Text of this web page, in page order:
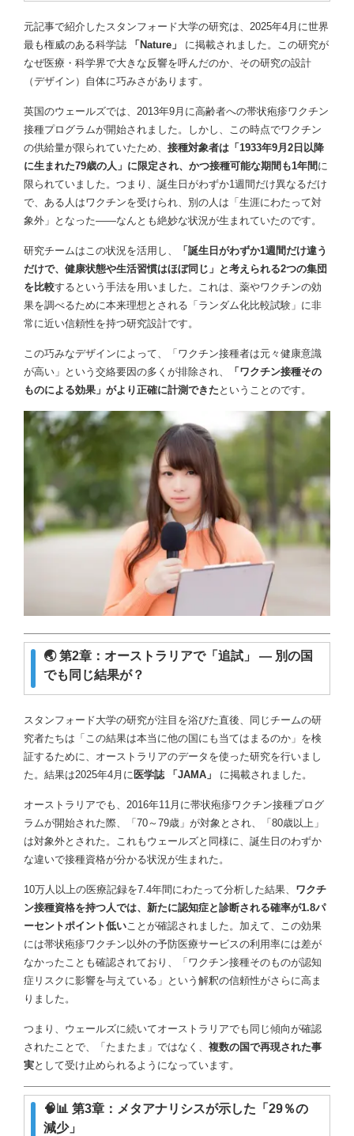
元記事で紹介したスタンフォード大学の研究は、2025年4月に世界
最も権威のある科学誌
「Nature」
に掲載されました。この研究が
なぜ医療・科学界で大きな反響を呼んだのか、その研究の設計
（デザイン）自体に巧みさがあります。
英国のウェールズでは、2013年9月に高齢者への帯状疱疹ワクチン
接種プログラムが開始されました。しかし、この時点でワクチン
の供給量が限られていたため、 接種対象者は「1933年9月2日以降
に生まれた79歳の人」に限定され、かつ接種可能な期間も1年間 に
限られていました。つまり、誕生日がわずか1週間だけ異なるだけ
で、ある人はワクチンを受けられ、別の人は「生涯にわたって対
象外」となった——なんとも絶妙な状況が生まれていたのです。
研究チームはこの状況を活用し、
「誕生日がわずか1週間だけ違う
だけで、健康状態や生活習慣はほぼ同じ」と考えられる2つの集団
を比較するという手法を用いました。これは、薬やワクチンの効
果を調べるために本来理想とされる「ランダム化比較試験」に非
常に近い信頼性を持つ研究設計です。
この巧みなデザインによって、「ワクチン接種者は元々健康意識
が高い」という交絡要因の多くが排除され、
「ワクチン接種その
ものによる効果」がより正確に計測できた ということのです。
🌏 第2章：オーストラリアで「追試」 ― 別の国
でも同じ結果が？
スタンフォード大学の研究が注目を浴びた直後、同じチームの研
究者たちは「この結果は本当に他の国にも当てはまるのか」を検
証するために、オーストラリアのデータを使った研究を行いまし
た。結果は2025年4月に 医学誌 「JAMA」 に掲載されました。
オーストラリアでも、2016年11月に帯状疱疹ワクチン接種プログ
ラムが開始された際、「70～79歳」が対象とされ、「80歳以上」
は対象外とされた。これもウェールズと同様に、誕生日のわずか
な違いで接種資格が分かる状況が生まれた。
10万人以上の医療記録を7.4年間にわたって分析した結果、 ワクチ
ン接種資格を持つ人では、新たに認知症と診断される確率が1.8パ
ーセントポイント低いことが確認されました。加えて、この効果
には帯状疱疹ワクチン以外の予防医療サービスの利用率には差が
なかったことも確認されており、「ワクチン接種そのものが認知
症リスクに影響を与えている」という解釈の信頼性がさらに高ま
りました。
つまり、ウェールズに続いてオーストラリアでも同じ傾向が確認
されたことで、「たまたま」ではなく、 複数の国で再現された事
実として受け止められるようになっています。
🧠📊 第3章：メタアナリシスが示した「29％の
減少」